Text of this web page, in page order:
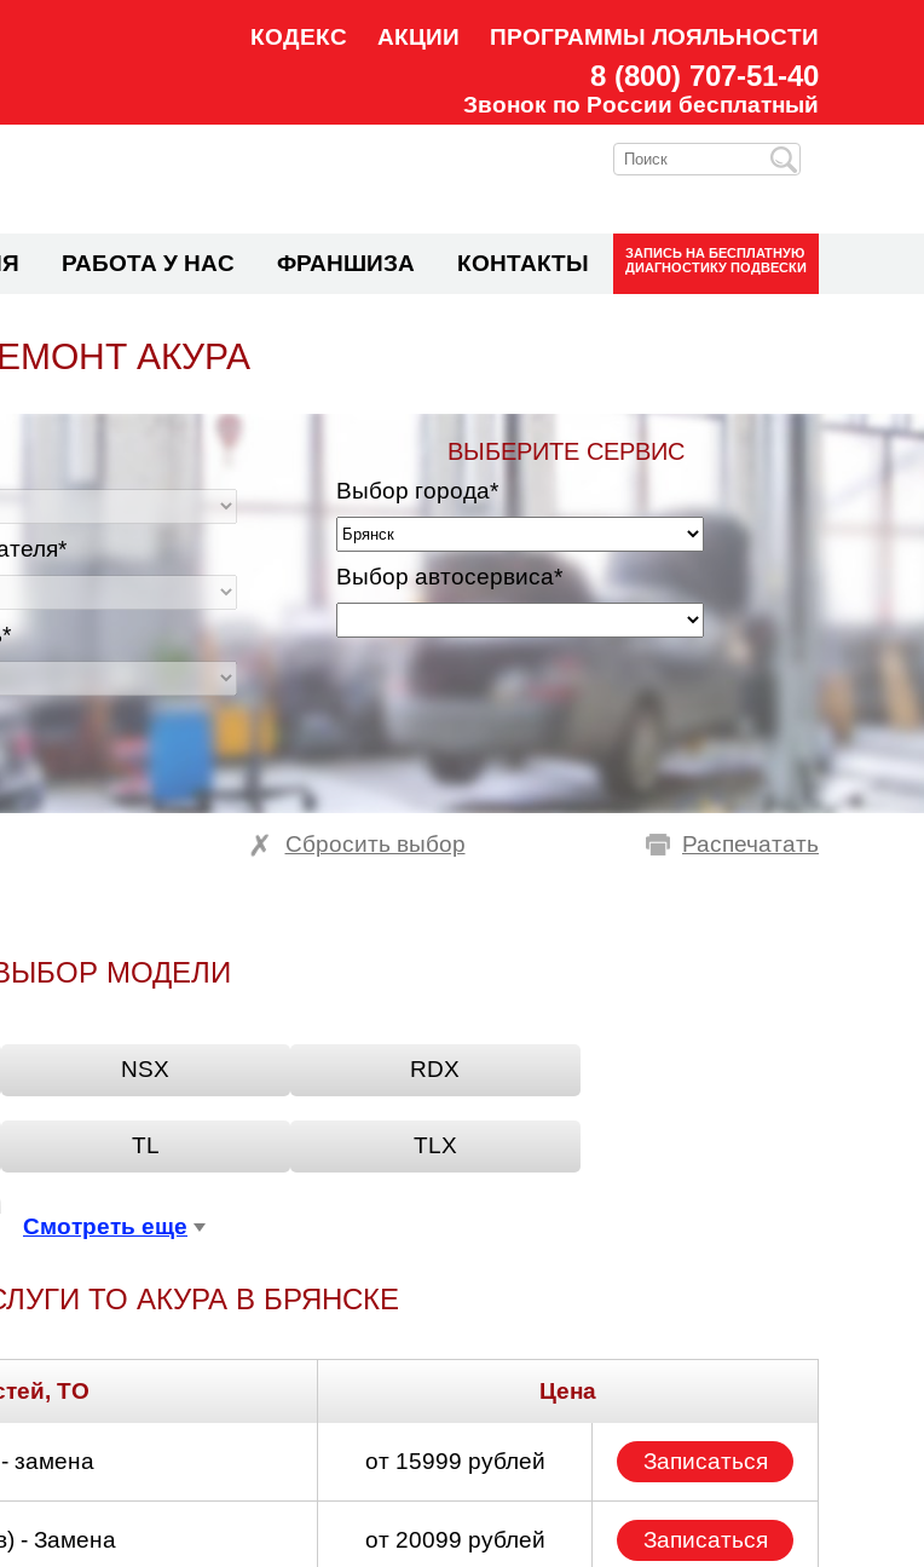
КОДЕКС АКЦИИ ПРОГРАММЫ ЛОЯЛЬНОСТИ
8 (800) 707-51-40
Звонок по России бесплатный
РАБОТА У НАС ФРАНШИЗА КОНТАКТЫ ЗАПИСЬ НА БЕСПЛАТНУЮ
ДИАГНОСТИКУ ПОДВЕСКИ
АКУРА
ВЫБЕРИТЕ СЕРВИС
Выбор города*
Выбор автосервиса*
Распечатать
Сбросить выбор
МОДЕЛИ
NSX RDX
TL TLX
Смотреть еще
ТО АКУРА В БРЯНСКЕ
ТО Цена
замена от 15999 рублей Записаться
- Замена от 20099 рублей Записаться